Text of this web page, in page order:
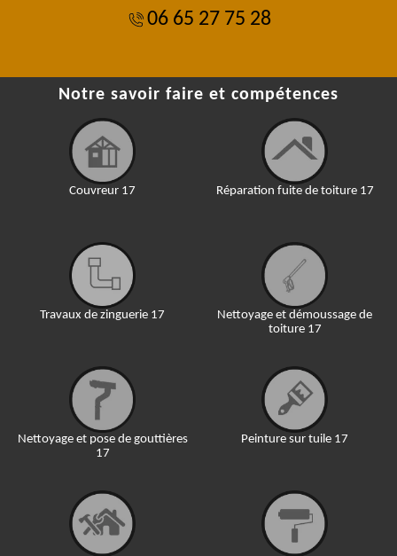
06 65 27 75 28
Notre savoir faire et compétences
Couvreur 17
Travaux de zinguerie 17
Nettoyage et pose de gouttières
17
Réparation fuite de toiture 17
Nettoyage et démoussage de
toiture 17
Peinture sur tuile 17